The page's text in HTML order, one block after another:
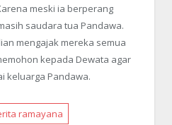
meski ia berperang
saudara tua Pandawa.
mengajak mereka semua
kepada Dewata agar
keluarga Pandawa.
ramayana